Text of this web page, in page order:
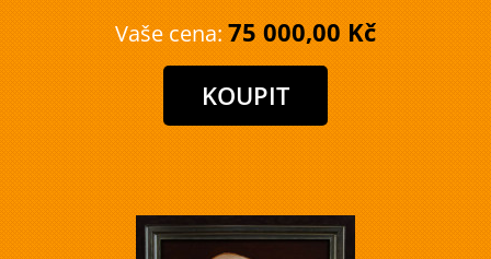
Vaše cena: 75 000,00 Kč